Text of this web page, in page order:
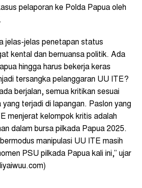
pelaporan ke Polda Papua oleh
jelas-jelas penetapan status
kental dan bernuansa politik. Ada
hingga harus bekerja keras
tersangka pelanggaran UU ITE?
berjalan, semua kritikan sesuai
terjadi di lapangan. Paslon yang
menjerat kelompok kritis adalah
dalam bursa pilkada Papua 2025.
manipulasi UU ITE masih
PSU pilkada Papua kali ini,” ujar